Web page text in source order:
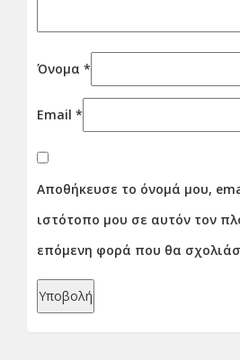
Όνομα *
Email *
Αποθήκευσε το όνομά μου,
ιστότοπο μου σε αυτόν τον
επόμενη φορά που θα